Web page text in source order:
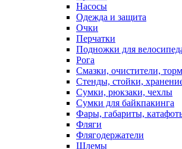
Насосы
Одежда и защита
Очки
Перчатки
Подножки для
Рога
Смазки, очистители,
Стенды, стойки,
Сумки, рюкзаки, чехлы
Сумки для байкпакинга
Фары, габариты,
Фляги
Флягодержатели
Шлемы